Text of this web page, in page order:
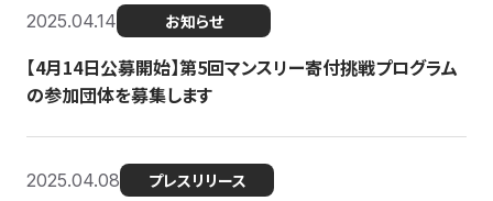
2025.04.14 お知らせ
【4月14日公募開始】第5回マンスリー寄付挑戦プログラム
の参加団体を募集します
2025.04.08 プレスリリース